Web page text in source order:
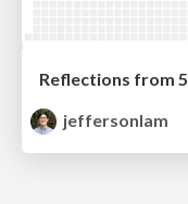
Reflections from
jeffersonlam